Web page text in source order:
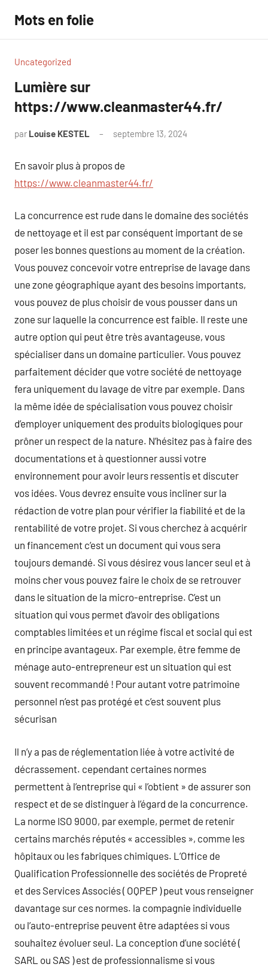
contenu
Mots en folie
Uncategorized
Lumière sur
https://www.cleanmaster44.fr/
par Louise KESTEL septembre 13, 2024
En savoir plus à propos de
https://www.cleanmaster44.fr/
La concurrence est rude dans le domaine des sociétés
de nettoyage et il est par conséquent important de se
poser les bonnes questions au moment de la création.
Vous pouvez concevoir votre entreprise de lavage dans
une zone géographique ayant des besoins importants,
vous pouvez de plus choisir de vous pousser dans un
zone sur laquelle la concurrence est faible. Il reste une
autre option qui peut être très avantageuse, vous
spécialiser dans un domaine particulier. Vous pouvez
parfaitement décider que votre société de nettoyage
fera uniquement du lavage de vitre par exemple. Dans
la même idée de spécialisation vous pouvez choisir
d’employer uniquement des produits biologiques pour
prôner un respect de la nature. N’hésitez pas à faire des
documentations et à questionner aussi votre
environnement pour avoir leurs ressentis et discuter
vos idées. Vous devrez ensuite vous incliner sur la
rédaction de votre plan pour vérifier la fiabilité et de la
rentabilité de votre projet. Si vous cherchez à acquérir
un financement c’est un document qui vous sera
toujours demandé. Si vous désirez vous lancer seul et à
moins cher vous pouvez faire le choix de se retrouver
dans le situation de la micro-entreprise. C’est un
situation qui vous permet d‘avoir des obligations
comptables limitées et un régime fiscal et social qui est
en principe avantageux. Par exemple, être femme de
ménage auto-entrepreneur est un situation qui est
souvent recommandé ! Pour autant votre patrimoine
personnel n’est pas protégé et c’est souvent plus
sécurisan
Il n’y a pas de réglementation liée à votre activité de
décrassement. cependant certaines normes
permettent à l’entreprise qui « l’obtient » de assurer son
respect et de se distinguer à l’égard de la concurrence.
La norme ISO 9000, par exemple, permet de retenir
certains marchés réputés « accessibles », comme les
hôpitaux ou les fabriques chimiques. L’Office de
Qualification Professionnelle des sociétés de Propreté
et des Services Associés ( OQPEP ) peut vous renseigner
davantage sur ces normes. la compagnie individuelle
ou l’auto-entreprise peuvent être adaptées si vous
souhaitez évoluer seul. La conception d’une société (
SARL ou SAS ) est de professionnalisme si vous